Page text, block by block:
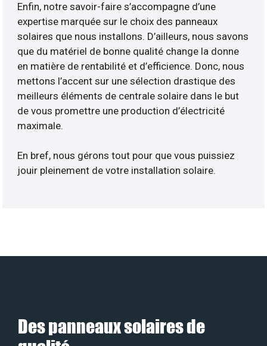
Enfin, notre savoir-faire s’accompagne d’une
expertise marquée sur le choix des panneaux
solaires que nous installons. D’ailleurs, nous savons
que du matériel de bonne qualité change la donne
en matière de rentabilité et d’efficience. Donc, nous
mettons l’accent sur une sélection drastique des
meilleurs éléments de centrale solaire dans le but
de vous promettre une production d’électricité
maximale.
En bref, nous gérons tout pour que vous puissiez
jouir pleinement de votre installation solaire.
Des panneaux solaires de